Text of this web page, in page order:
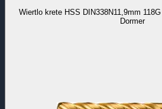
Wiertlo krete HSS DIN338N11,9mm
Dormer